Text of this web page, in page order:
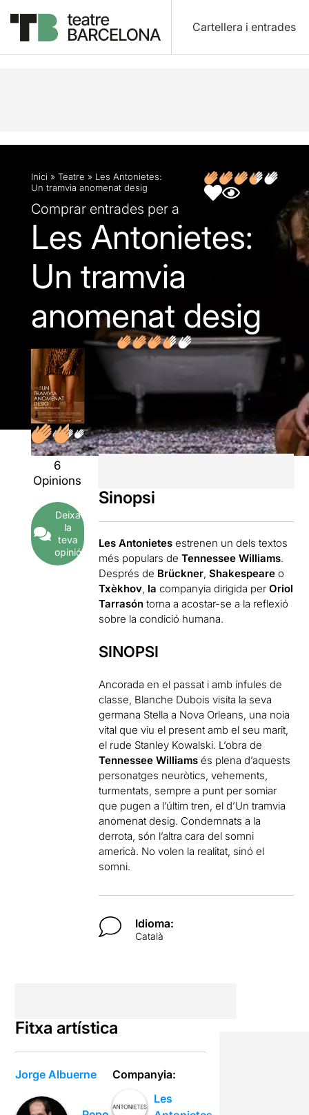
Cartellera i entrades
Descripció Fitxa artística Opinions
Inici » Teatre » Les Antonietes:
Un tramvia anomenat desig
Comprar entrades per a
Les Antonietes:
Un tramvia
anomenat desig
6
Opinions
Deixa
la
teva
opinió
Sinopsi
Les Antonietes estrenen un dels textos
més populars de Tennessee Williams.
Després de Brückner ,Shakespeare o
Txèkhov lacompanyia dirigida per Oriol
Tarrasóntorna a acostar-se a la reflexió
sobre la condició humana.
SINOPSI
Ancorada en el passat i amb ínfules de
classe, Blanche Dubois visita la seva
germana Stella a Nova Orleans, una noia
vital que viu el present amb el seu marit,
el rude Stanley Kowalski. L’obra de
Tennessee Williams és plena d’aquests
personatges neuròtics, vehements,
turmentats, sempre a punt per somiar
que pugen a l’últim tren, el d’Un tramvia
anomenat desig. Condemnats a la
derrota, són l’altra cara del somni
americà. No volen la realitat, sinó el
somni.
Idioma:
Català
Fitxa artística
Jorge Albuerne
Companyia:
Les